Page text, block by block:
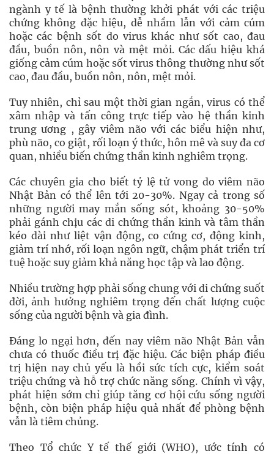
ngành y tế là bệnh thường khởi phát với các triệu
chứng không đặc hiệu, dễ nhầm lẫn với cảm cúm
hoặc các bệnh sốt do virus khác như sốt cao, đau
đầu, buồn nôn, nôn và mệt mỏi. Các dấu hiệu khá
giống cảm cúm hoặc sốt virus thông thường như sốt
cao, đau đầu, buồn nôn, nôn, mệt mỏi.
Tuy nhiên, chỉ sau một thời gian ngắn, virus có thể
xâm nhập và tấn công trực tiếp vào hệ thần kinh
trung ương , gây viêm não với các biểu hiện như,
phù não, co giật, rối loạn ý thức, hôn mê và suy đa cơ
quan, nhiều biến chứng thần kinh nghiêm trọng.
Các chuyên gia cho biết tỷ lệ tử vong do viêm não
Nhật Bản có thể lên tới 20-30%. Ngay cả trong số
những người may mắn sống sót, khoảng 30-50%
phải gánh chịu các di chứng thần kinh và tâm thần
kéo dài như liệt vận động, co cứng cơ, động kinh,
giảm trí nhớ, rối loạn ngôn ngữ, chậm phát triển trí
tuệ hoặc suy giảm khả năng học tập và lao động.
Nhiều trường hợp phải sống chung với di chứng suốt
đời, ảnh hưởng nghiêm trọng đến chất lượng cuộc
sống của người bệnh và gia đình.
Đáng lo ngại hơn, đến nay viêm não Nhật Bản vẫn
chưa có thuốc điều trị đặc hiệu. Các biện pháp điều
trị hiện nay chủ yếu là hồi sức tích cực, kiểm soát
triệu chứng và hỗ trợ chức năng sống. Chính vì vậy,
phát hiện sớm chỉ giúp tăng cơ hội cứu sống người
bệnh, còn biện pháp hiệu quả nhất để phòng bệnh
vẫn là tiêm chủng.
Theo Tổ chức Y tế thế giới (WHO), ước tính có